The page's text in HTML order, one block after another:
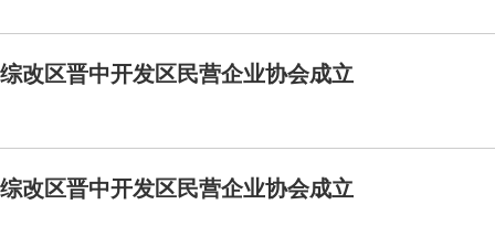
综改区晋中开发区民营企业协会成立
综改区晋中开发区民营企业协会成立